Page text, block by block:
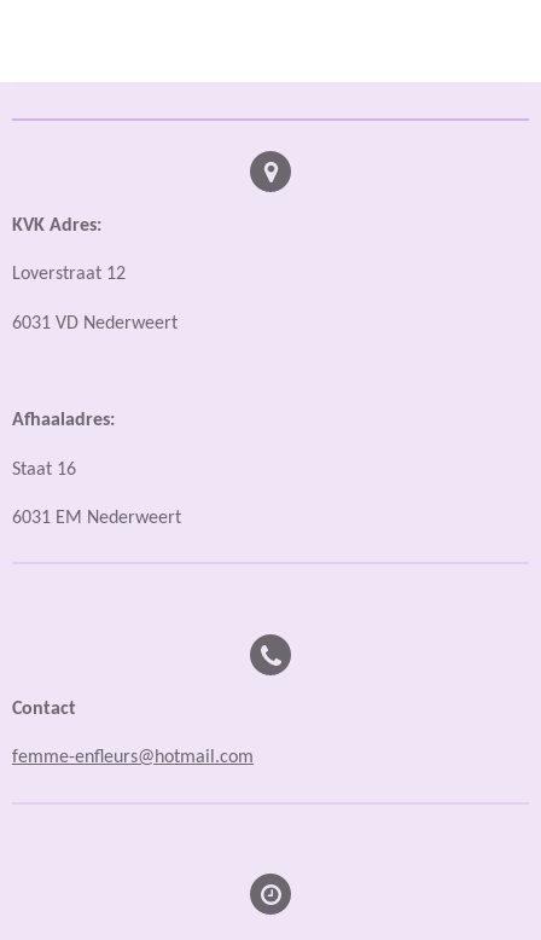
KVK Adres:
Loverstraat 12
6031 VD Nederweert
Afhaaladres:
Staat 16
6031 EM Nederweert
Contact
femme-enfleurs@hotmail.com